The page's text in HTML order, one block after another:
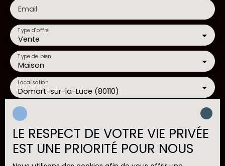
Email
Vente
Type d'offre
Maison
Type de bien
Domart-sur-la-Luce (80110)
Localisation
Budget max (€)
Surface min (m²)
LE RESPECT DE VOTRE VIE PRIVÉE
EST UNE PRIORITÉ POUR NOUS